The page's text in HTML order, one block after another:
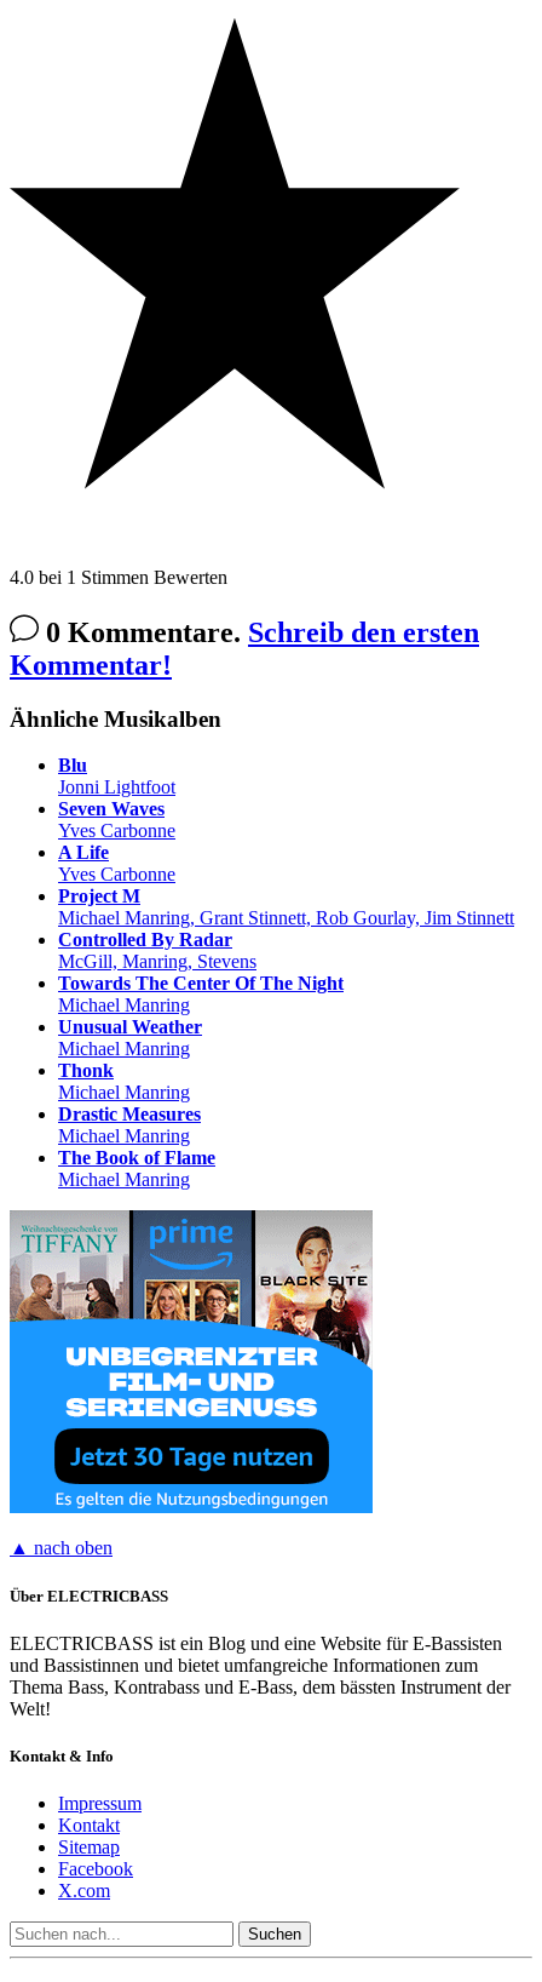
4.0 bei 1 Stimmen Bewerten
0 Kommentare. Schreib den ersten
Kommentar!
Ähnliche Musikalben
Blu
Jonni Lightfoot
Seven Waves
Yves Carbonne
A Life
Yves Carbonne
Project M
Michael Manring, Grant Stinnett, Rob Gourlay, Jim Stinnett
Controlled By Radar
McGill, Manring, Stevens
Towards The Center Of The Night
Michael Manring
Unusual Weather
Michael Manring
Thonk
Michael Manring
Drastic Measures
Michael Manring
The Book of Flame
Michael Manring
▲ nach oben
Über ELECTRICBASS
ELECTRICBASS ist ein Blog und eine Website für E-Bassisten
und Bassistinnen und bietet umfangreiche Informationen zum
Thema Bass, Kontrabass und E-Bass, dem bässten Instrument der
Welt!
Kontakt & Info
Impressum
Kontakt
Sitemap
Facebook
X.com